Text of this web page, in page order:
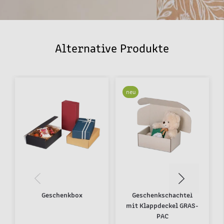
Alternative Produkte
Geschenkbox
neu
Geschenkschachtel
mit Klappdeckel GRAS-
PAC